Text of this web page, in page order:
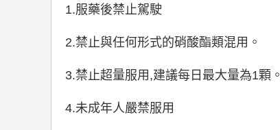
1.服藥後禁止駕駛
2.禁止與任何形式的硝酸酯類混用。
3.禁止超量服用,建議每日最大量為1顆。
4.未成年人嚴禁服用